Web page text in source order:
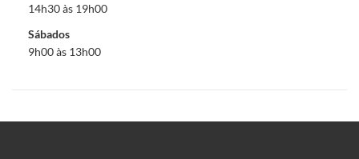
14h30 às 19h00
Sábados
9h00 às 13h00